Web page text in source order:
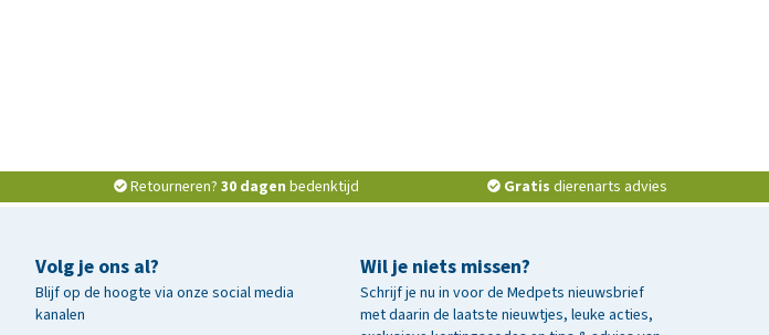
Retourneren? 30 dagen bedenktijd Gratis dierenarts advies
Wil je niets missen?
Schrijf je nu in voor de Medpets nieuwsbrief
met daarin de laatste nieuwtjes, leuke acties,
Volg je ons al?
Blijf op de hoogte via onze social media
kanalen